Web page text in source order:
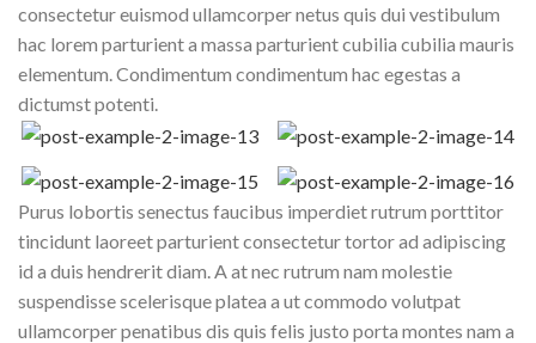
consectetur euismod ullamcorper netus quis dui vestibulum
hac lorem parturient a massa parturient cubilia cubilia mauris
elementum. Condimentum condimentum hac egestas a
dictumst potenti.
Purus lobortis senectus faucibus imperdiet rutrum porttitor
tincidunt laoreet parturient consectetur tortor ad adipiscing
id a duis hendrerit diam. A at nec rutrum nam molestie
suspendisse scelerisque platea a ut commodo volutpat
ullamcorper penatibus dis quis felis justo porta montes nam a